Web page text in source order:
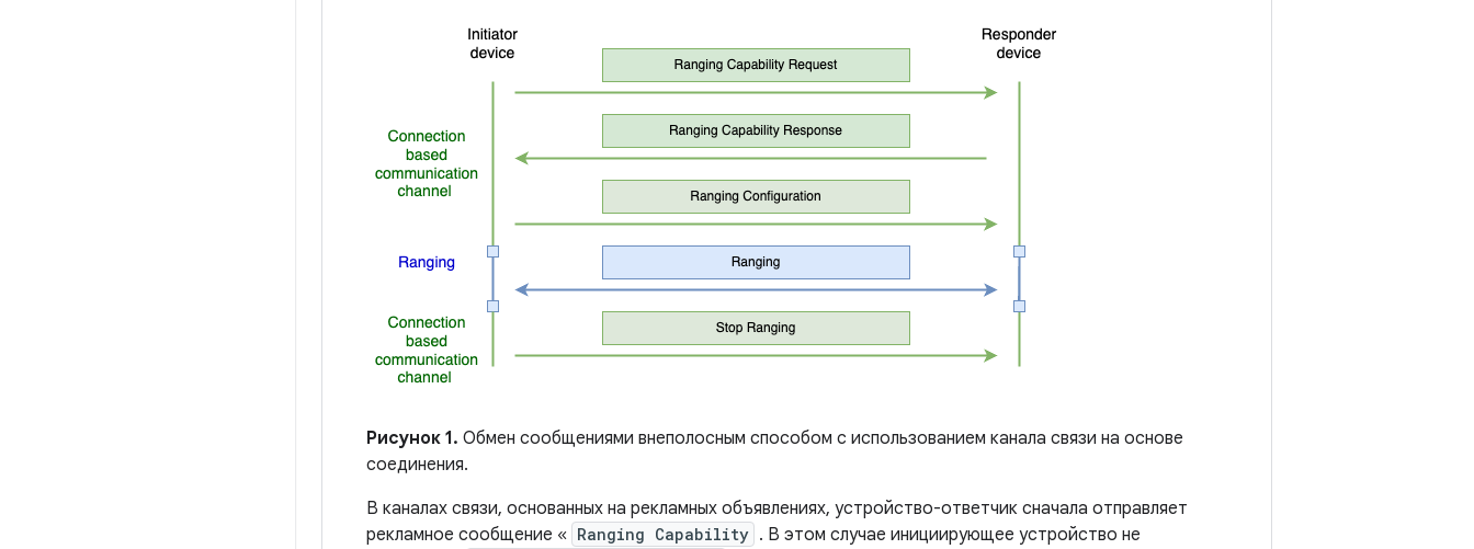
Рисунок 1. Обмен сообщениями внеполосным способом с использованием канала связи на основе
соединения.
В каналах связи, основанных на рекламных объявлениях, устройство-ответчик сначала отправляет
рекламное сообщение « Ranging Capability . В этом случае инициирующее устройство не